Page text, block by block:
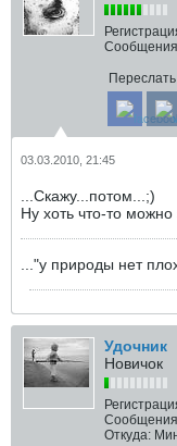
03.03.2010, 21:45
...Скажу...потом...;)
Ну хоть что-то можно
..."у природы нет
Удочник
Новичок
Откуда: